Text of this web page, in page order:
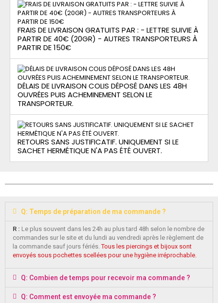
FRAIS DE LIVRAISON GRATUITS PAR : - LETTRE SUIVIE À
PARTIR DE 40€ (20GR) - AUTRES TRANSPORTEURS À
PARTIR DE 150€
DÉLAIS DE LIVRAISON COLIS DÉPOSÉ DANS LES 48H
OUVRÉES PUIS ACHEMINEMENT SELON LE
TRANSPORTEUR.
RETOURS SANS JUSTIFICATIF. UNIQUEMENT SI LE
SACHET HERMÉTIQUE N'A PAS ÉTÉ OUVERT.
Q: Temps de préparation de ma commande ?
R : Le plus souvent dans les 24h au plus tard 48h selon le nombre de
commandes sur le site et du lundi au vendredi après le règlement de
la commande sauf jours fériés.Tous les piercings et bijoux sont
envoyés sous pochettes scellées pour une hygiène irréprochable.
Q: Combien de temps pour recevoir ma commande ?
Q: Comment est envoyée ma commande ?